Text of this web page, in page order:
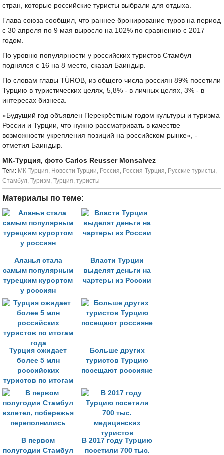
стран, которые российские туристы выбрали для отдыха.
Глава союза сообщил, что раннее бронирование туров на период
с 30 апреля по 9 мая выросло на 102% по сравнению с 2017
годом.
По уровню популярности у российских туристов Стамбул
поднялся с 16 на 8 место, сказал Баиндыр.
По словам главы TÜROB, из общего числа россиян 89% посетили
Турцию в туристических целях, 5,8% - в личных целях, 3% - в
интересах бизнеса.
«Будущий год объявлен Перекрёстным годом культуры и туризма
России и Турции, что нужно рассматривать в качестве
возможности укрепления позиций на российском рынке», -
отметил Баиндыр.
МК-Турция, фото Carlos Reusser Monsalvez
Tеги: МК-Турция, Новости Турции, Россия, Россия-Турция, Русские туристы,
Стамбул, Туризм, Турция, туристы
Материалы по теме:
Аланья стала
самым популярным
турецким курортом
у россиян
Власти Турции
выделят деньги на
чартеры из России
Турция ожидает
более 5 млн
российских
туристов по итогам
года
Больше других
туристов Турцию
посещают россияне
В первом
полугодии Стамбул
В 2017 году Турцию
посетили 700 тыс.